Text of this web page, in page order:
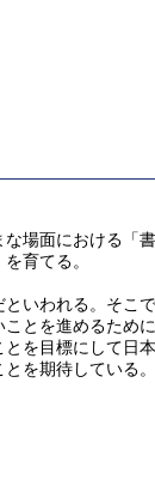
場面における
育てる。
いわれる。そ
とを進めるた
を目標にして
を期待している。